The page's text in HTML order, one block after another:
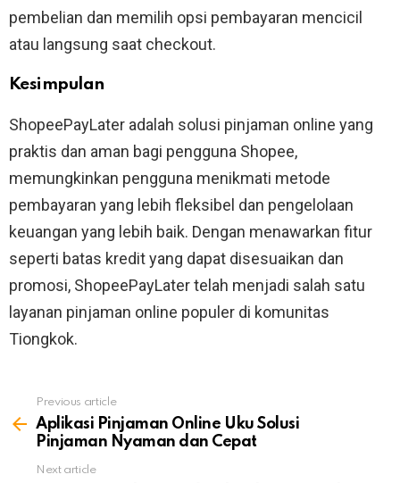
pembelian dan memilih opsi pembayaran mencicil
atau langsung saat checkout.
Kesimpulan
ShopeePayLater adalah solusi pinjaman online yang
praktis dan aman bagi pengguna Shopee,
memungkinkan pengguna menikmati metode
pembayaran yang lebih fleksibel dan pengelolaan
keuangan yang lebih baik. Dengan menawarkan fitur
seperti batas kredit yang dapat disesuaikan dan
promosi, ShopeePayLater telah menjadi salah satu
layanan pinjaman online populer di komunitas
Tiongkok.
more
Previous article
Aplikasi Pinjaman Online Uku Solusi
Pinjaman Nyaman dan Cepat
Next article